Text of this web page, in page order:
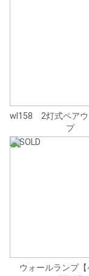
wl158 2灯式ペアウ
プ
ウォールランプ